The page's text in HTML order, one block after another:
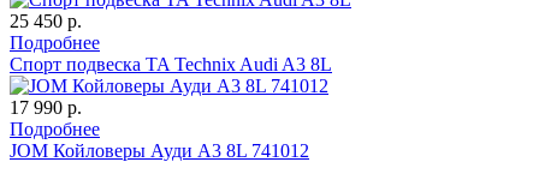
25 450 р.
Подробнее
Cпорт подвеска TA Technix Audi A3 8L
17 990 р.
Подробнее
JOM Койловеры Ауди А3 8L 741012